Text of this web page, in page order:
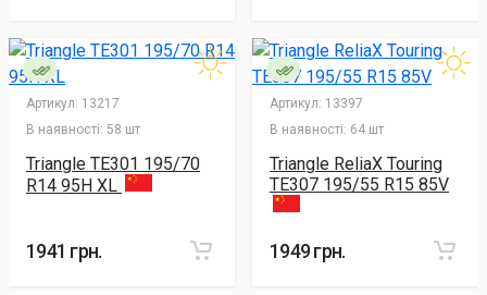
Артикул: 13217
В наявності: 58 шт
Triangle TE301 195/70
R14 95H XL
1941 грн.
Артикул: 13397
В наявності: 64 шт
Triangle ReliaX Touring
TE307 195/55 R15 85V
1949 грн.